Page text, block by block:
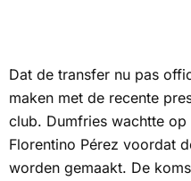
Dat de transfer nu pas
maken met de recente
club. Dumfries wachtte
Florentino Pérez voordat
worden gemaakt. De